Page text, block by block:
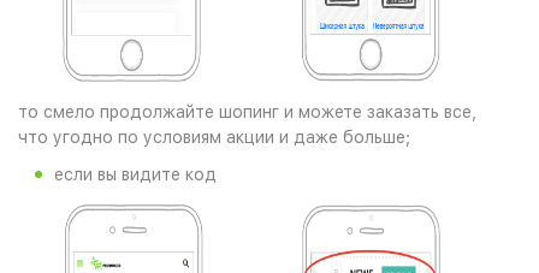
то смело продолжайте шопинг и можете заказать все,
что угодно по условиям акции и даже больше;
если вы видите код